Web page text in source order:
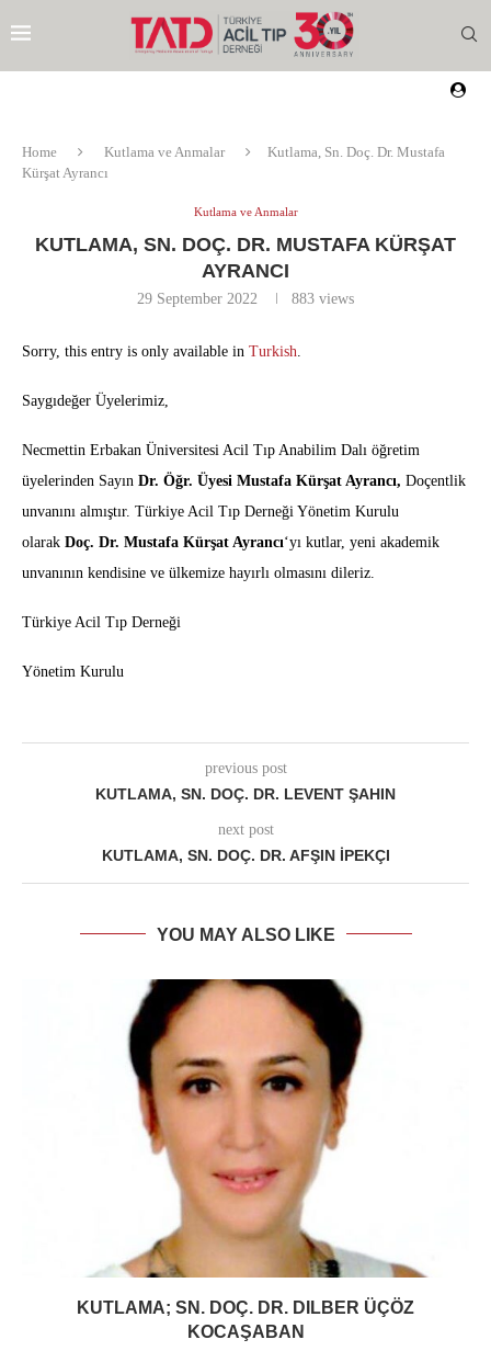
Home Kutlama ve Anmalar
Kutlama, Sn. Doç. Dr. Mustafa
Kürşat Ayrancı
Kutlama ve Anmalar
KUTLAMA, SN. DOÇ. DR. MUSTAFA KÜRŞAT
AYRANCI
29 September 2022 883 views
Sorry, this entry is only available in Turkish
Saygıdeğer Üyelerimiz,
Necmettin Erbakan Üniversitesi Acil Tıp Anabilim Dalı öğretim
üyelerinden Sayın Dr. Öğr. Üyesi Mustafa Kürşat Ayrancı, Doçentlik
unvanını almıştır. Türkiye Acil Tıp Derneği Yönetim Kurulu
olarak Doç. Dr. Mustafa Kürşat Ayrancı‘yı kutlar, yeni akademik
unvanının kendisine ve ülkemize hayırlı olmasını dileriz.
Türkiye Acil Tıp Derneği
Yönetim Kurulu
previous post
KUTLAMA, SN. DOÇ. DR. LEVENT ŞAHIN
next post
KUTLAMA, SN. DOÇ. DR. AFŞIN İPEKÇI
YOU MAY ALSO LIKE
KUTLAMA; SN. DOÇ. DR. DILBER ÜÇÖZ
KOCAŞABAN